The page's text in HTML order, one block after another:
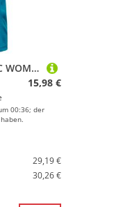
Hummel hmlAUTHENTIC WOMAN FUNCTIONAL POLO - CELESTIAL - XS
15,98 €
00:36; der
29,19 €
30,26 €